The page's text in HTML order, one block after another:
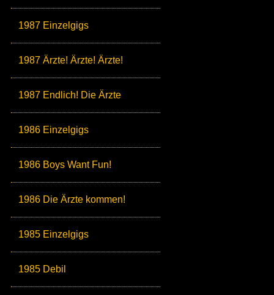
1987 Einzelgigs
1987 Ärzte! Ärzte! Ärzte!
1987 Endlich! Die Ärzte
1986 Einzelgigs
1986 Boys Want Fun!
1986 Die Ärzte kommen!
1985 Einzelgigs
1985 Debil